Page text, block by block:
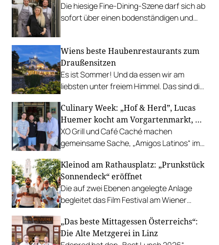
Die hiesige Fine-Dining-Szene darf sich ab
sofort über einen bodenständigen und
Wiens beste Haubenrestaurants zum
Draußensitzen
Es ist Sommer! Und da essen wir am
liebsten unter freiem Himmel. Das sind die
Gastgarten.
Culinary Week: „Hof & Herd”, Lucas
Huemer kocht am Vorgartenmarkt, …
XO Grill und Café Caché machen
gemeinsame Sache, „Amigos Latinos“ im
Richard Rauch kocht in der Riederalm
u.v.m.
Kleinod am Rathausplatz: „Prunkstück
Sonnendeck“ eröffnet
Die auf zwei Ebenen angelegte Anlage
begleitet das Film Festival am Wiener
mit Cocktails, Snacks und
Veranstaltungsprogramm.
„Das beste Mittagessen Österreichs“:
Die Alte Metzgerei in Linz